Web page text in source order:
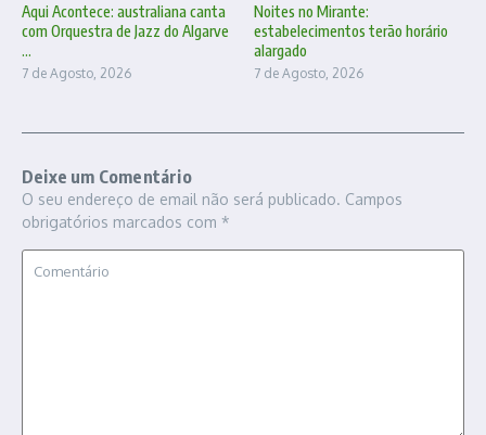
Aqui Acontece: australiana canta
com Orquestra de Jazz do Algarve
...
7 de Agosto, 2026
Noites no Mirante:
estabelecimentos terão horário
alargado
7 de Agosto, 2026
Deixe um Comentário
O seu endereço de email não será publicado. Campos
obrigatórios marcados com *